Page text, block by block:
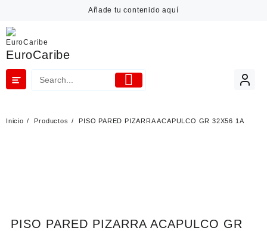
Añade tu contenido aquí
EuroCaribe
Inicio Productos PISO PARED PIZARRA ACAPULCO GR 32X56 1A
PISO PARED PIZARRA ACAPULCO GR